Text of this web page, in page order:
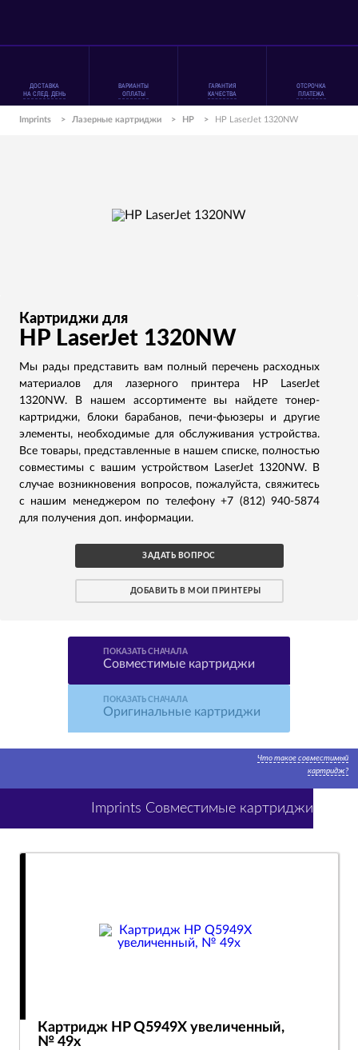
ДОСТАВКА
НА СЛЕД. ДЕНЬ
ВАРИАНТЫ
ОПЛАТЫ
ГАРАНТИЯ
КАЧЕСТВА
ОТСРОЧКА
ПЛАТЕЖА
Imprints > Лазерные картриджи > HP > HP LaserJet 1320NW
Картриджи для
HP LaserJet 1320NW
Мы рады представить вам полный перечень расходных
материалов для лазерного принтера HP LaserJet
1320NW. В нашем ассортименте вы найдете тонер-
картриджи, блоки барабанов, печи-фьюзеры и другие
элементы, необходимые для обслуживания устройства.
Все товары, представленные в нашем списке, полностью
совместимы с вашим устройством LaserJet 1320NW. В
случае возникновения вопросов, пожалуйста, свяжитесь
с нашим менеджером по телефону +7 (812) 940-5874
для получения доп. информации.
ЗАДАТЬ ВОПРОС
ДОБАВИТЬ В МОИ ПРИНТЕРЫ
ПОКАЗАТЬ СНАЧАЛА
Совместимые картриджи
ПОКАЗАТЬ СНАЧАЛА
Оригинальные картриджи
Что такое совместимый
картридж?
Imprints Совместимые картриджи
Картридж HP Q5949X увеличенный,
№ 49x